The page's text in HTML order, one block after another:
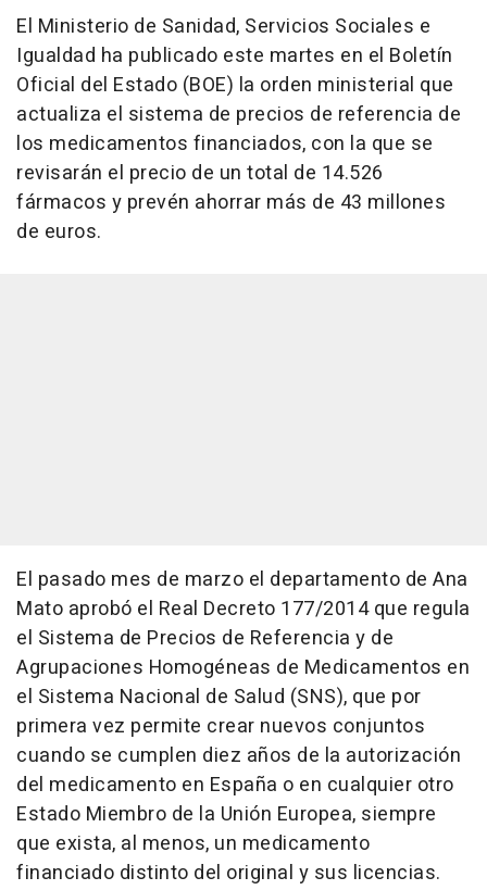
El Ministerio de Sanidad, Servicios Sociales e
Igualdad ha publicado este martes en el Boletín
Oficial del Estado (BOE) la orden ministerial que
actualiza el sistema de precios de referencia de
los medicamentos financiados, con la que se
revisarán el precio de un total de 14.526
fármacos y prevén ahorrar más de 43 millones
de euros.
El pasado mes de marzo el departamento de Ana
Mato aprobó el Real Decreto 177/2014 que regula
el Sistema de Precios de Referencia y de
Agrupaciones Homogéneas de Medicamentos en
el Sistema Nacional de Salud (SNS), que por
primera vez permite crear nuevos conjuntos
cuando se cumplen diez años de la autorización
del medicamento en España o en cualquier otro
Estado Miembro de la Unión Europea, siempre
que exista, al menos, un medicamento
financiado distinto del original y sus licencias.